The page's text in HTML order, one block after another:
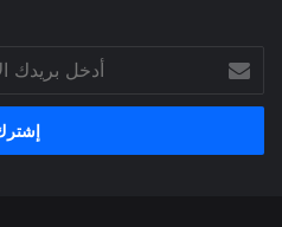
بريدك
الإلكتروني